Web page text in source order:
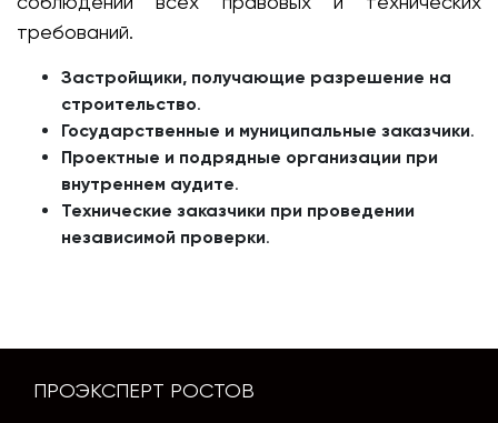
требований.
Застройщики, получающие разрешение на
строительство.
Государственные и муниципальные заказчики.
Проектные и подрядные организации при
внутреннем аудите.
Технические заказчики при проведении
независимой проверки.
ПРОЭКСПЕРТ РОСТОВ